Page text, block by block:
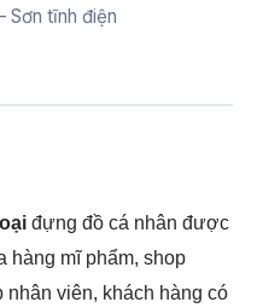
Sơn tĩnh điện
đựng đồ cá nhân được
hàng mĩ phẩm, shop
viên, khách hàng có